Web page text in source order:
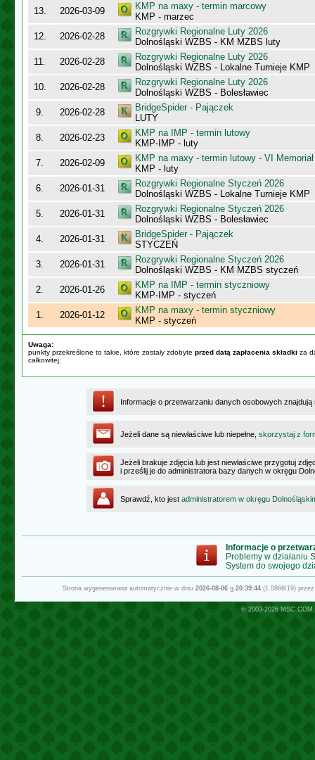
13.
2026-03-09
KMP na maxy - termin marcowy
KMP - marzec
12.
2026-02-28
Rozgrywki Regionalne Luty 2026
Dolnośląski WZBS - KM MZBS luty
11.
2026-02-28
Rozgrywki Regionalne Luty 2026
Dolnośląski WZBS - Lokalne Turnieje KMP
10.
2026-02-28
Rozgrywki Regionalne Luty 2026
Dolnośląski WZBS - Bolesławiec
9.
2026-02-28
BridgeSpider - Pajączek
LUTY
8.
2026-02-23
KMP na IMP - termin lutowy
KMP-IMP - luty
7.
2026-02-09
KMP na maxy - termin lutowy - VI
KMP - luty
6.
2026-01-31
Rozgrywki Regionalne Styczeń 2026
Dolnośląski WZBS - Lokalne Turnieje KMP
5.
2026-01-31
Rozgrywki Regionalne Styczeń 2026
Dolnośląski WZBS - Bolesławiec
4.
2026-01-31
BridgeSpider - Pajączek
STYCZEŃ
3.
2026-01-31
Rozgrywki Regionalne Styczeń 2026
Dolnośląski WZBS - KM MZBS styczeń
2.
2026-01-26
KMP na IMP - termin styczniowy
KMP-IMP - styczeń
1.
2026-01-12
KMP na maxy - termin styczniowy
KMP - styczeń
Uwaga:
punkty przekreślone to takie, które zostały zdobyte przed datą zapłacenia składki za
całkowitej.
Informacje o przetwarzaniu danych osobowych
Jeżeli dane są niewłaściwe lub niepełne, skorzystaj z
Jeżeli brakuje zdjęcia lub jest niewłaściwe przygotuj
i prześlij je do administratora bazy danych w okręgu
Sprawdź, kto jest administratorem w okręgu
Informacje o
Problemy w działaniu
System do swojego
Strona wygenerowana automatycznie w dniu 2026-08-06g.20:39:44(1.0866/19)
© 2003-2026